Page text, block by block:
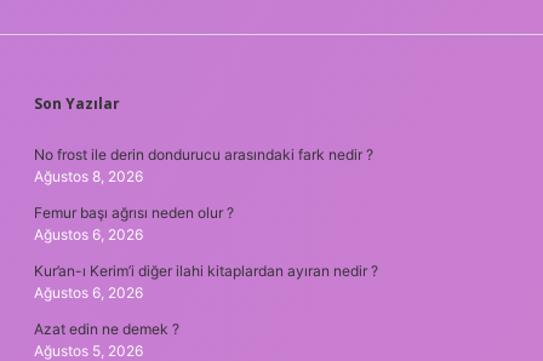
SIDEBAR
Son Yazılar
No frost ile derin dondurucu arasındaki fark nedir ?
Ağustos 8, 2026
Femur başı ağrısı neden olur ?
Ağustos 6, 2026
Kur’an-ı Kerim’i diğer ilahi kitaplardan ayıran nedir ?
Ağustos 6, 2026
Azat edin ne demek ?
Ağustos 5, 2026